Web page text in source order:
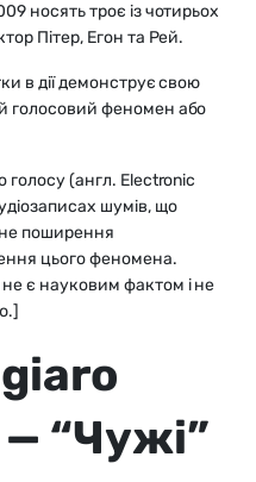
носять троє із чотирьох
Пітер, Егон та Рей.
в дії демонструє свою
голосовий феномен або
голосу (англ. Electronic
шумів, що
поширення
цього феномена.
є науковим фактом і не
“Чужі”